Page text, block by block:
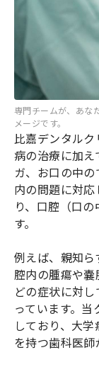
専門チームが、あな
メージです。
比嘉デンタル
病の治療に加
ガ、お口の中
内の問題に対
り、口腔（口
す。
例えば、親知
腔内の腫瘍や
どの症状に対
っています。
しており、大
を持つ歯科医師